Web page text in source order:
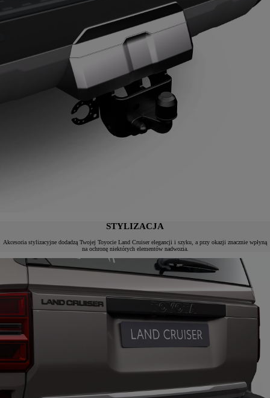
STYLIZACJA
Akcesoria stylizacyjne dodadzą Twojej Toyocie Land Cruiser elegancji i szyku, a przy okazji znacznie wpłyną
na ochronę niektórych elementów nadwozia.